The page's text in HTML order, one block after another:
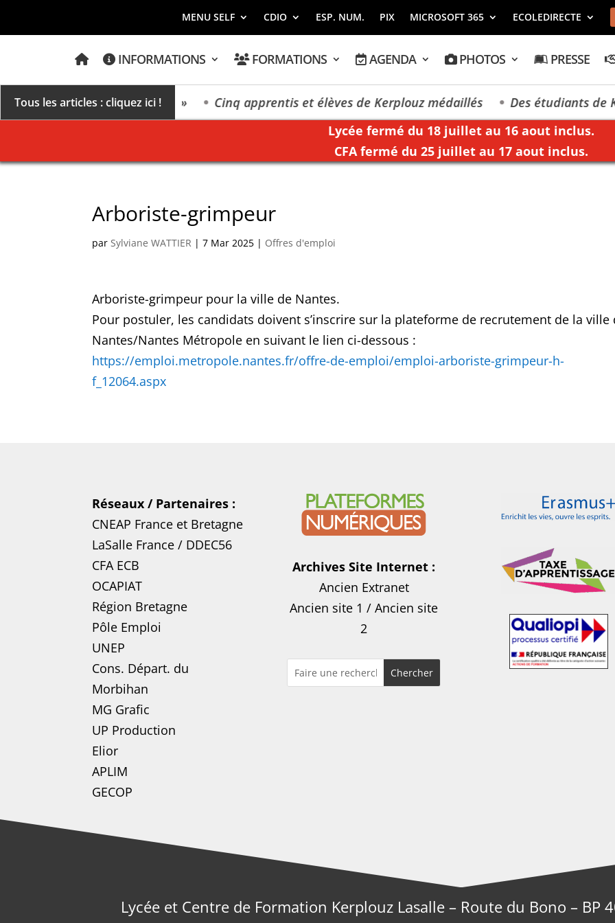
MENU SELF CDIO ESP. NUM. PIX MICROSOFT 365 ECOLEDIRECTE
A
U
E
I
L
INFORMATIONS FORMATIONS AGENDA PHOTOS PRESSE
Tous les articles : cliquez ici !
un millésime des extrêmes » Cinq apprentis et élèves de Kerplouz médaillés
Des étudiants de
Lycée fermé du 18 juillet au 16 aout inclus.
CFA fermé du 25 juillet au 17 aout inclus.
Arboriste-grimpeur
par Sylviane WATTIER |7 Mar 2025 | Offres d'emploi
Arboriste-grimpeur pour la ville de Nantes.
Pour postuler, les candidats doivent s’inscrire sur la plateforme de recrutement de la ville
Nantes/Nantes Métropole en suivant le lien ci-dessous :
https://emploi.metropole.nantes.fr/offre-de-emploi/emploi-arboriste-grimpeur-h-
f_12064.aspx
Réseaux / Partenaires :
CNEAP France et Bretagne
LaSalle France / DDEC56
CFA ECB
OCAPIAT
Région Bretagne
Pôle Emploi
UNEP
Cons. Départ. du
Morbihan
MG Grafic
UP Production
Elior
APLIM
GECOP
Archives Site Internet :
Ancien Extranet
Ancien site 1 /Ancien site
2
Lycée et Centre de Formation Kerplouz Lasalle – Route du Bono – BP